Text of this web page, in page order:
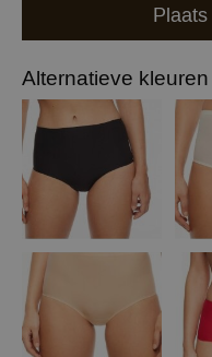
Alternatieve kleuren